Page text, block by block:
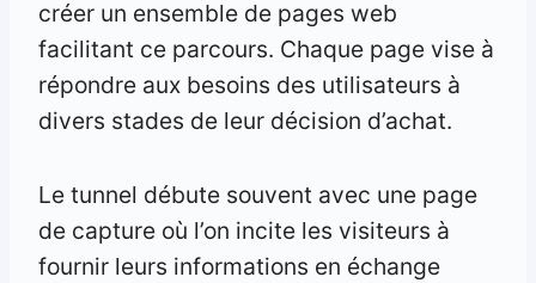
créer un ensemble de pages web
facilitant ce parcours. Chaque page vise à
répondre aux besoins des utilisateurs à
divers stades de leur décision d’achat.
Le tunnel débute souvent avec une page
de capture où l’on incite les visiteurs à
fournir leurs informations en échange